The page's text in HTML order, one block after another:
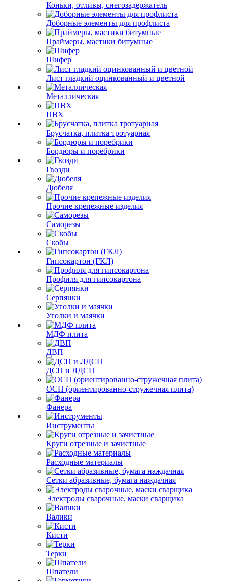
Коньки, отливы, снегозадержатель
Доборные элементы для профлиста
Праймеры, мастики битумные
Шифер
Лист гладкий оцинкованный и цветной
Металлическая
ПВХ
Брусчатка, плитка тротуарная
Бордюры и поребрики
Гвозди
Дюбеля
Прочие крепежные изделия
Саморезы
Скобы
Гипсокартон (ГКЛ)
Профиля для гипсокартона
Серпянки
Уголки и маячки
МДФ плита
ДВП
ДСП и ЛДСП
ОСП (ориентированно-стружечная плита)
Фанера
Инструменты
Круги отрезные и зачистные
Расходные материалы
Сетки абразивные, бумага наждачная
Электроды сварочные, маски сварщика
Валики
Кисти
Терки
Шпатели